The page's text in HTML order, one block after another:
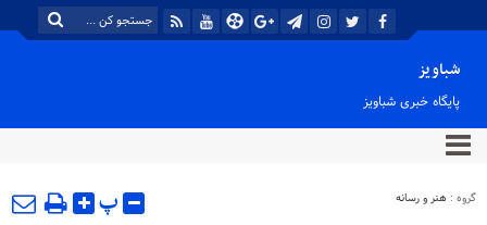
شباویز
پایگاه خبری شباویز
گروه : هنر و رسانه پ